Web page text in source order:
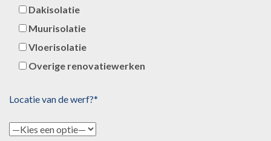
Dakisolatie
Muurisolatie
Vloerisolatie
Overige renovatiewerken
Locatie van de werf?*